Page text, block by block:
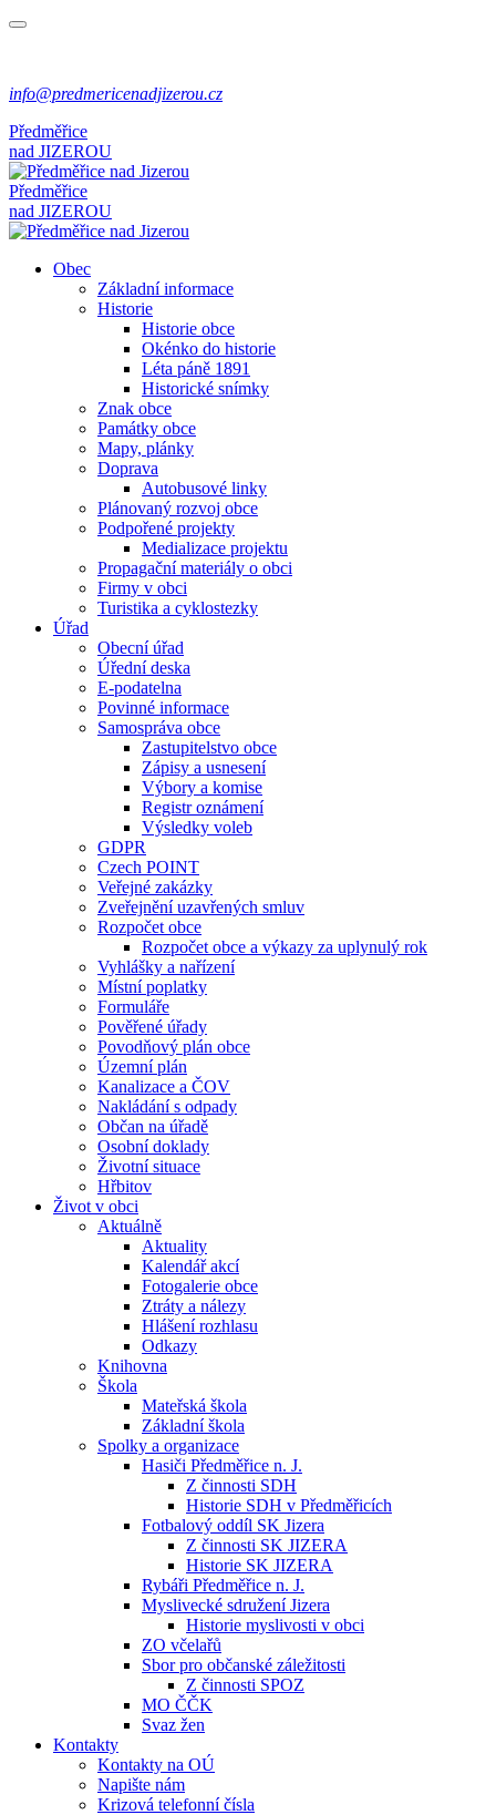
info@predmericenadjizerou.cz
Předměřice
nad JIZEROU
Předměřice
nad JIZEROU
Obec
Základní informace
Historie
Historie obce
Okénko do historie
Léta páně 1891
Historické snímky
Znak obce
Památky obce
Mapy, plánky
Doprava
Autobusové linky
Plánovaný rozvoj obce
Podpořené projekty
Medializace projektu
Propagační materiály o obci
Firmy v obci
Turistika a cyklostezky
Úřad
Obecní úřad
Úřední deska
E-podatelna
Povinné informace
Samospráva obce
Zastupitelstvo obce
Zápisy a usnesení
Výbory a komise
Registr oznámení
Výsledky voleb
GDPR
Czech POINT
Veřejné zakázky
Zveřejnění uzavřených smluv
Rozpočet obce
Rozpočet obce a výkazy za uplynulý rok
Vyhlášky a nařízení
Místní poplatky
Formuláře
Pověřené úřady
Povodňový plán obce
Územní plán
Kanalizace a ČOV
Nakládání s odpady
Občan na úřadě
Osobní doklady
Životní situace
Hřbitov
Život v obci
Aktuálně
Aktuality
Kalendář akcí
Fotogalerie obce
Ztráty a nálezy
Hlášení rozhlasu
Odkazy
Knihovna
Škola
Mateřská škola
Základní škola
Spolky a organizace
Hasiči Předměřice n. J.
Z činnosti SDH
Historie SDH v Předměřicích
Fotbalový oddíl SK Jizera
Z činnosti SK JIZERA
Historie SK JIZERA
Rybáři Předměřice n. J.
Myslivecké sdružení Jizera
Historie myslivosti v obci
ZO včelařů
Sbor pro občanské záležitosti
Z činnosti SPOZ
MO ČČK
Svaz žen
Kontakty
Kontakty na OÚ
Napište nám
Krizová telefonní čísla